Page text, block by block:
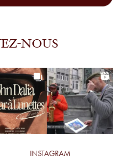
NOUS
INSTAGRAM